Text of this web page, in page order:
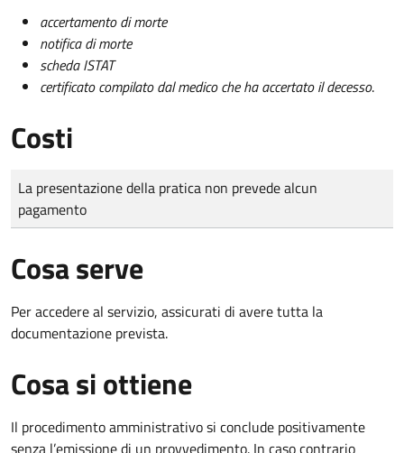
accertamento di morte
notifica di morte
scheda ISTAT
certificato compilato dal medico che ha accertato il decesso.
Costi
Tipo di pagamento
Importo
La presentazione della pratica non prevede alcun
pagamento
Cosa serve
Per accedere al servizio, assicurati di avere tutta la
documentazione prevista.
Cosa si ottiene
Il procedimento amministrativo si conclude positivamente
senza l’emissione di un provvedimento. In caso contrario